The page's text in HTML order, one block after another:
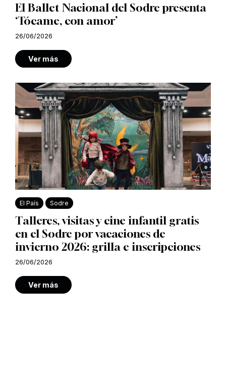
El Ballet Nacional del Sodre presenta
‘Tócame, con amor’
26/06/2026
Ver más
El País Sodre
Talleres, visitas y cine infantil gratis
en el Sodre por vacaciones de
invierno 2026: grilla e inscripciones
26/06/2026
Ver más